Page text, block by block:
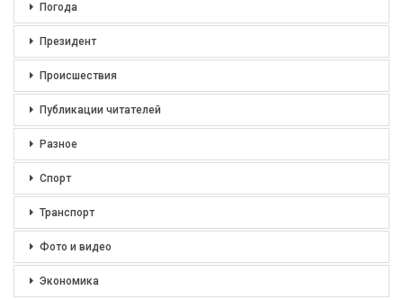
Погода
Президент
Происшествия
Публикации читателей
Разное
Спорт
Транспорт
Фото и видео
Экономика